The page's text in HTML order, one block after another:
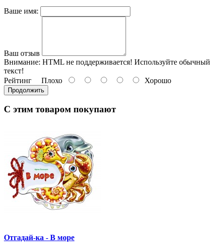
Ваше имя:
Ваш отзыв
Внимание: HTML не поддерживается! Используйте обычный
текст!
Рейтинг Плохо Хорошо
Продолжить
С этим товаром покупают
Отгадай-ка - В море